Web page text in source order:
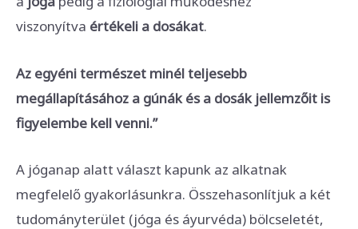
viszonyítva értékeli a dosákat.
Az egyéni természet minél teljesebb
megállapításához a gúnák és a dosák jellemzőit is
figyelembe kell venni.”
A jóganap alatt választ kapunk az alkatnak
megfelelő gyakorlásunkra. Összehasonlítjuk a két
tudományterület (jóga és áyurvéda) bölcseletét,